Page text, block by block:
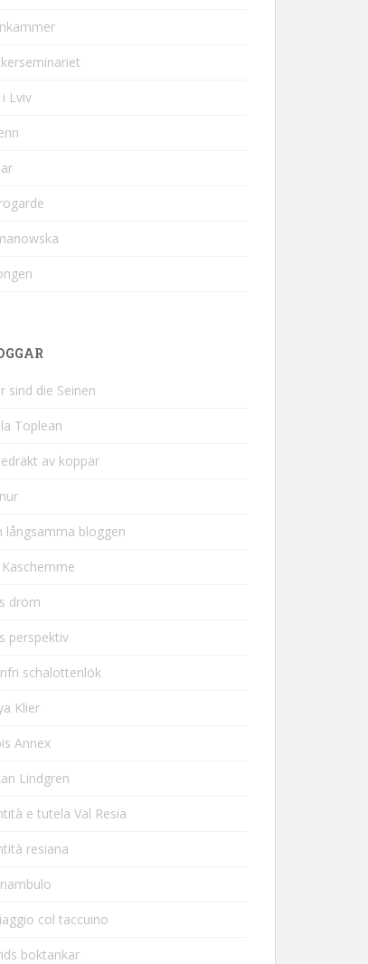
i Lviv
sind die Seinen
Toplean
av koppar
långsamma bloggen
dröm
perspektiv
schalottenlök
Klier
Annex
Lindgren
e tutela Val Resia
resiana
col taccuino
boktankar